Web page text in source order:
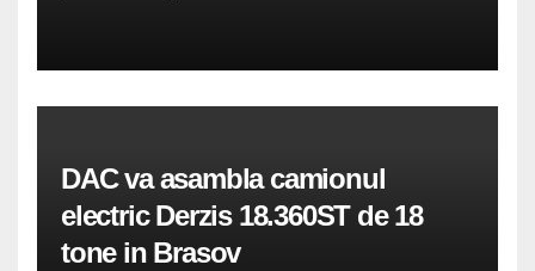
DAC va asambla camionul
electric Derzis 18.360ST de 18
tone in Brasov